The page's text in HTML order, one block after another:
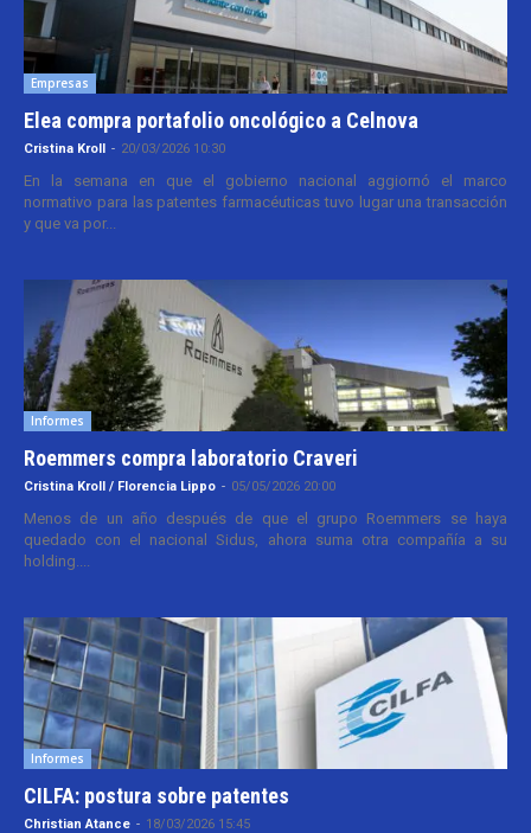
Empresas
Elea compra portafolio oncológico a Celnova
Cristina Kroll - 20/03/2026 10:30
En la semana en que el gobierno nacional aggiornó el marco
normativo para las patentes farmacéuticas tuvo lugar una transacción
y que va por...
Informes
Roemmers compra laboratorio Craveri
Cristina Kroll / Florencia Lippo - 05/05/2026 20:00
Menos de un año después de que el grupo Roemmers se haya
quedado con el nacional Sidus, ahora suma otra compañía a su
holding....
Informes
CILFA: postura sobre patentes
Christian Atance - 18/03/2026 15:45